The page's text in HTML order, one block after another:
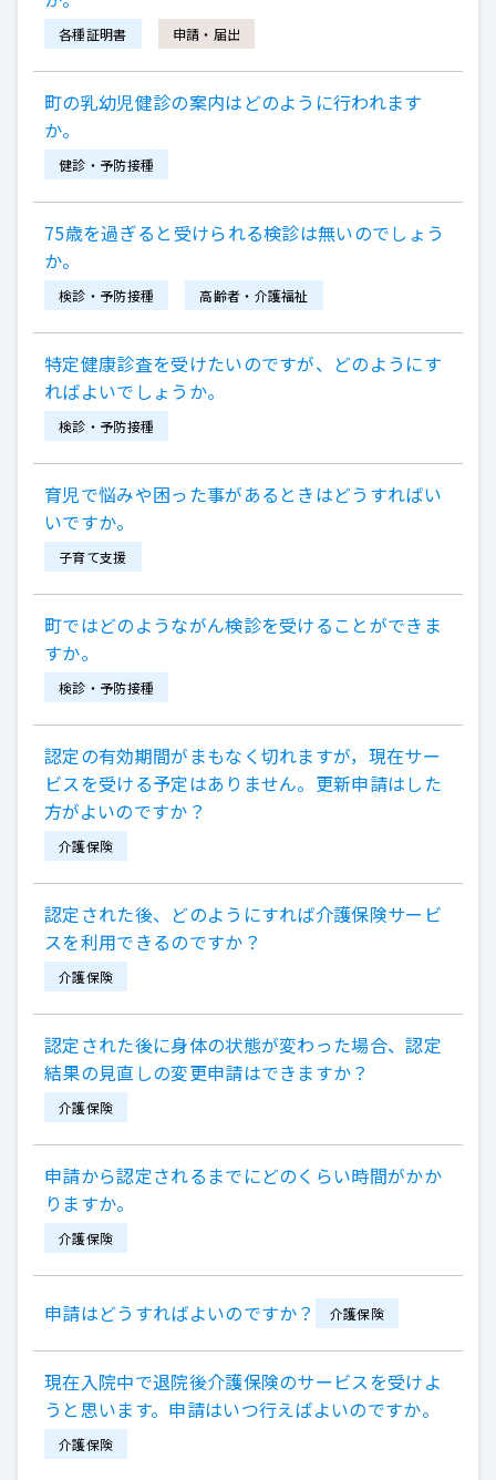
各種証明書 申請・届出
町の乳幼児健診の案内はどのように行われます
か。
健診・予防接種
75歳を過ぎると受けられる検診は無いのでしょう
か。
検診・予防接種 高齢者・介護福祉
特定健康診査を受けたいのですが、どのようにす
ればよいでしょうか。
検診・予防接種
育児で悩みや困った事があるときはどうすればい
いですか。
子育て支援
町ではどのようながん検診を受けることができま
すか。
検診・予防接種
認定の有効期間がまもなく切れますが，現在サー
ビスを受ける予定はありません。更新申請はした
方がよいのですか？
介護保険
認定された後、どのようにすれば介護保険サービ
スを利用できるのですか？
介護保険
認定された後に身体の状態が変わった場合、認定
結果の見直しの変更申請はできますか？
介護保険
申請から認定されるまでにどのくらい時間がかか
りますか。
介護保険
申請はどうすればよいのですか？ 介護保険
現在入院中で退院後介護保険のサービスを受けよ
うと思います。申請はいつ行えばよいのですか。
介護保険